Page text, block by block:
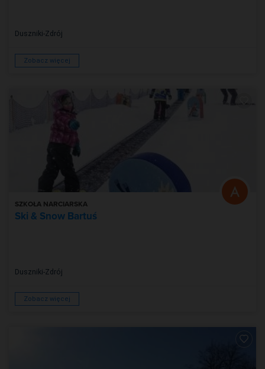
Duszniki-Zdrój
Zobacz więcej
SZKOŁA NARCIARSKA
Ski & Snow Bartuś
Duszniki-Zdrój
Zobacz więcej